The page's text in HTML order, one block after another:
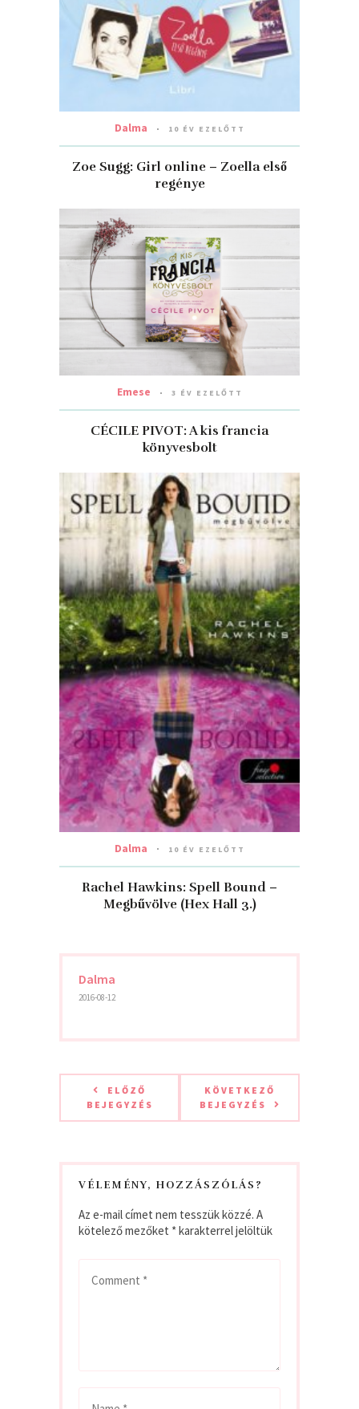
Dalma 10 ÉV EZELŐTT
Zoe Sugg: Girl online – Zoella első
regénye
Emese 3 ÉV EZELŐTT
CÉCILE PIVOT: A kis francia
könyvesbolt
Dalma 10 ÉV EZELŐTT
Rachel Hawkins: Spell Bound –
Megbűvölve (Hex Hall 3.)
Dalma
2016-08-12
ELŐZŐ
BEJEGYZÉS
KÖVETKEZŐ
BEJEGYZÉS
VÉLEMÉNY, HOZZÁSZÓLÁS?
Az e-mail címet nem tesszük közzé. A
kötelező mezőket *karakterrel jelöltük